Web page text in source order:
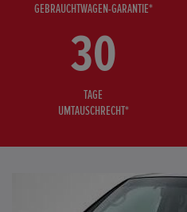
GEBRAUCHTWAGEN-GARANTIE*
30
TAGE
UMTAUSCHRECHT*